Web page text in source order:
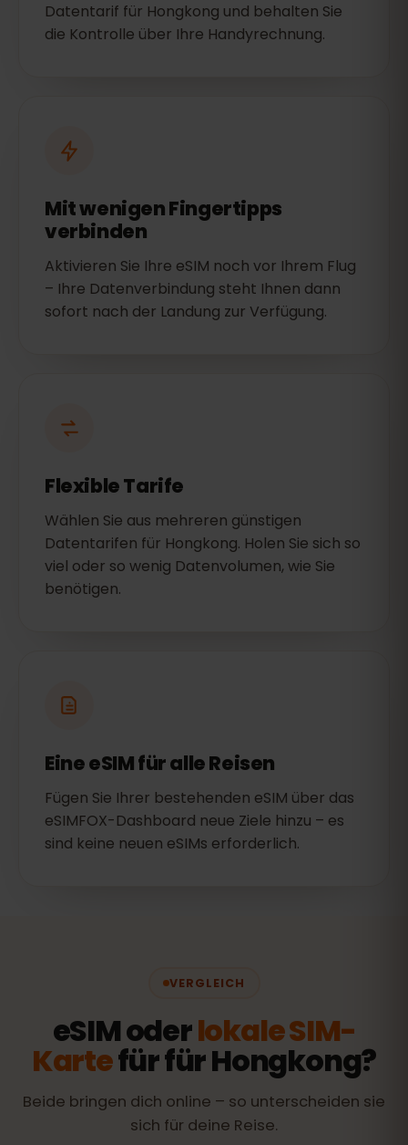
Datentarif für Hongkong und behalten Sie
die Kontrolle über Ihre Handyrechnung.
Mit wenigen Fingertipps
verbinden
Aktivieren Sie Ihre eSIM noch vor Ihrem Flug
– Ihre Datenverbindung steht Ihnen dann
sofort nach der Landung zur Verfügung.
Flexible Tarife
Wählen Sie aus mehreren günstigen
Datentarifen für Hongkong. Holen Sie sich so
viel oder so wenig Datenvolumen, wie Sie
benötigen.
Eine eSIM für alle Reisen
Fügen Sie Ihrer bestehenden eSIM über das
eSIMFOX-Dashboard neue Ziele hinzu – es
sind keine neuen eSIMs erforderlich.
VERGLEICH
eSIM oderlokale SIM-
Kartefür für Hongkong?
Beide bringen dich online – so unterscheiden sie
sich für deine Reise.